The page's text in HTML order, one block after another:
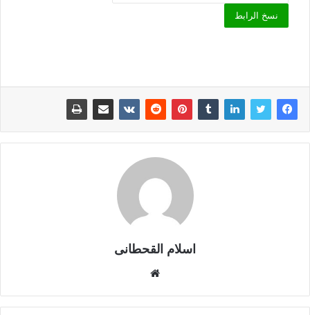
نسخ الرابط
اسلام القحطانى
ق